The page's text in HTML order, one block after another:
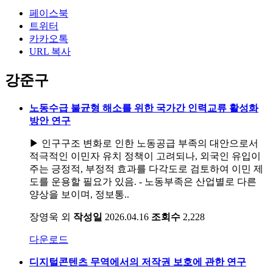
페이스북
트위터
카카오톡
URL 복사
강준구
노동수급 불균형 해소를 위한 국가간 인력교류 활성화
방안 연구
▶ 인구구조 변화로 인한 노동공급 부족의 대안으로서
적극적인 이민자 유치 정책이 고려되나, 외국인 유입이
주는 긍정적, 부정적 효과를 다각도로 검토하여 이민 제
도를 운용할 필요가 있음. - 노동부족은 산업별로 다른
양상을 보이며, 정보통..
장영욱 외 작성일 2026.04.16 조회수 2,228
다운로드
디지털콘텐츠 무역에서의 저작권 보호에 관한 연구